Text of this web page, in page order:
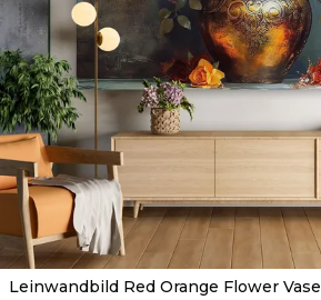
Leinwandbild Red Orange Flower Vase